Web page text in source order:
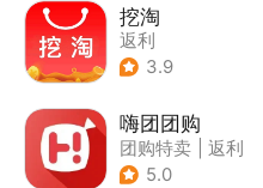
挖淘
返利
3.9
嗨团团购
团购特卖
返利
5.0